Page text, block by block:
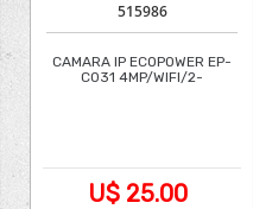
515986
CAMARA IP ECOPOWER EP-
C031 4MP/WIFI/2-
U$ 25.00